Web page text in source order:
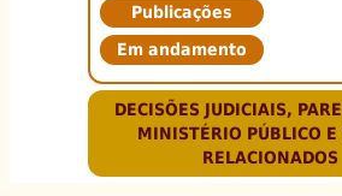
Publicações
Em andamento
DECISÕES JUDICIAIS,
MINISTÉRIO PÚBLICO E
RELACIONADOS